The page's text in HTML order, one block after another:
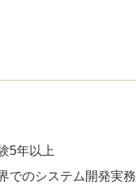
5年以上
でのシステム開発実務